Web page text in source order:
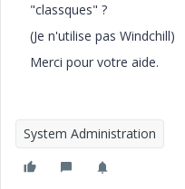
"classques" ?
(Je n'utilise pas Windchill)
Merci pour votre aide.
System Administration